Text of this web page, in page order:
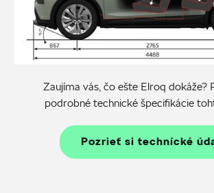
Zaujíma vás, čo ešte Elroq dokáže?
podrobné technické špecifikácie
Pozrieť si technícké